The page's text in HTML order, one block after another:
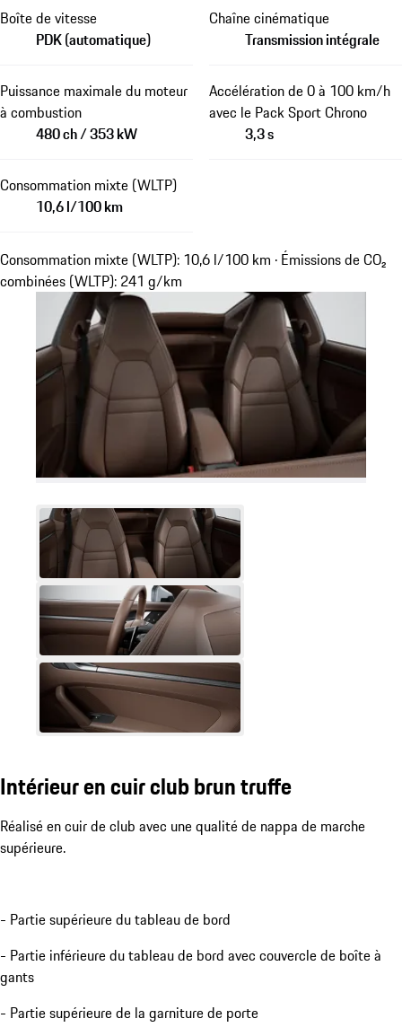
Boîte de vitesse
PDK (automatique)
Chaîne cinématique
Transmission intégrale
Puissance maximale du moteur
à combustion
480 ch / 353 kW
Accélération de 0 à 100 km/h
avec le Pack Sport Chrono
3,3 s
Consommation mixte (WLTP)
10,6 l/100 km
Consommation mixte (WLTP): 10,6 l/100 km · Émissions de CO₂
combinées (WLTP): 241 g/km
Intérieur en cuir club brun truffe
Réalisé en cuir de club avec une qualité de nappa de marche
supérieure.
- Partie supérieure du tableau de bord
- Partie inférieure du tableau de bord avec couvercle de boîte à
gants
- Partie supérieure de la garniture de porte